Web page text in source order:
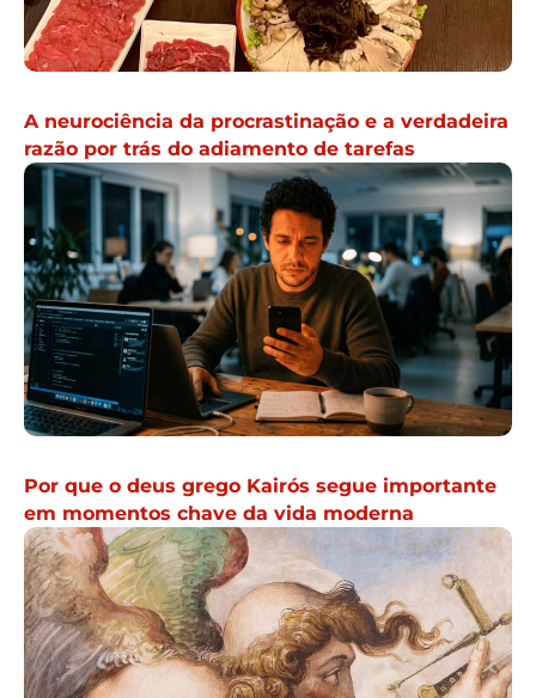
A neurociência da procrastinação e a verdadeira
razão por trás do adiamento de tarefas
Por que o deus grego Kairós segue importante
em momentos chave da vida moderna